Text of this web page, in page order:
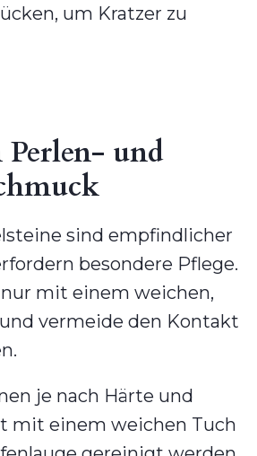
um Kratzer zu
Perlen- und
sind empfindlicher
besondere Pflege.
mit einem weichen,
vermeide den Kontakt
je nach Härte und
mit einem weichen Tuch